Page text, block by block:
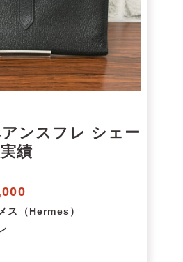
ンスフレ シェー
績
ス（Hermes）